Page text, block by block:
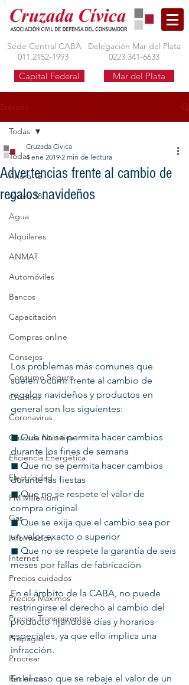
Sede Central CABA
011.2152-1993
Delegación Mar del Plata
0223.341-6633
Capital Federal Mar del Plata
Entrada
Todas
Ahora 12
Ahora 18
Agua
Alquileres
ANMAT
Automóviles
Bancos
Capacitación
Compras online
Consejos
Consumo Seguro
Creditos
Coronavirus
Cruzada Nutritiva
Eficiencia Energética
Electricidad
FM Millenium
Gas
Información
Internet
Precios cuidados
Precios Máximos
Precios Transparentes
Prepagas
Procrear
Reclamos
Todas
Advertencias frente al cambio de
regalos navideños
Cruzada Cívica
4 ene 2019 2 min de lectura
Los problemas más comunes que
suelen ocurrir frente al cambio de
regalos navideños y productos en
general son los siguientes:
◼︎ Que no se permita hacer cambios
durante los fines de semana
◼︎ Que no se permita hacer cambios
durante las fiestas
◼︎ Que no se respete el valor de
compra original
◼︎ Que se exija que el cambio sea por
un valor exacto o superior
◼︎ Que no se respete la garantía de seis
meses por fallas de fabricación
En el ámbito de la CABA, no puede
restringirse el derecho al cambio del
producto fijándose días y horarios
especiales, ya que ello implica una
infracción.
En el caso que se rebaje el valor de un